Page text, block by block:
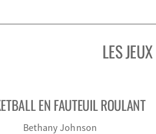
LES
EN FAUTEUIL ROULANT
Bethany Johnson